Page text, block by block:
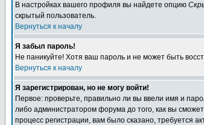
В настройках вашего профиля вы найдете опцию
скрытый пользователь.
Вернуться к началу
Я забыл пароль!
Не паникуйте! Хотя ваш пароль и не может быть
Вернуться к началу
Я зарегистрирован, но не могу войти!
Первое: проверьте, правильно ли вы ввели имя и
либо администратором форума до того, как вы
процесс регистрации, вам было сказано, требуется